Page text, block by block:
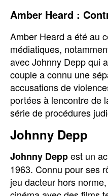
Amber Heard :
Amber Heard a été au
médiatiques,
avec Johnny Depp qui
couple a connu une
accusations de
portées à lencontre de
série de procédures
Johnny Depp
Johnny Deppest un
1963. Connu pour ses
jeu dacteur hors